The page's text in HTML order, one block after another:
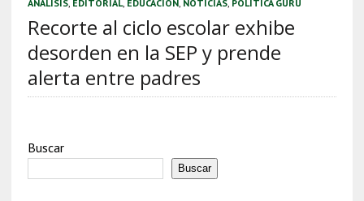
ANÁLISIS, EDITORIAL, EDUCACIÓN, NOTICIAS, POLÍTICA GURÚ
Recorte al ciclo escolar exhibe
desorden en la SEP y prende
alerta entre padres
Buscar
Buscar